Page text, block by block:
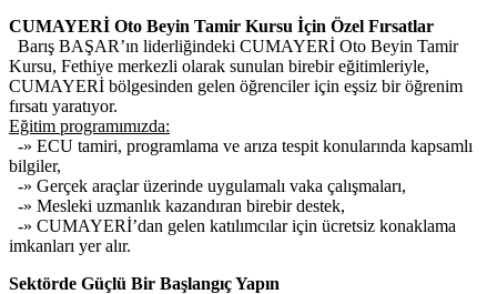
CUMAYERİ Oto Beyin Tamir Kursu İçin Özel Fırsatlar
Barış BAŞAR’ın liderliğindeki CUMAYERİ Oto Beyin Tamir
Kursu, Fethiye merkezli olarak sunulan birebir eğitimleriyle,
CUMAYERİ bölgesinden gelen öğrenciler için eşsiz bir öğrenim
fırsatı yaratıyor.
Eğitim programımızda:
-» ECU tamiri, programlama ve arıza tespit konularında kapsamlı
bilgiler,
-» Gerçek araçlar üzerinde uygulamalı vaka çalışmaları,
-» Mesleki uzmanlık kazandıran birebir destek,
-» CUMAYERİ’dan gelen katılımcılar için ücretsiz konaklama
imkanları yer alır.
Sektörde Güçlü Bir Başlangıç Yapın